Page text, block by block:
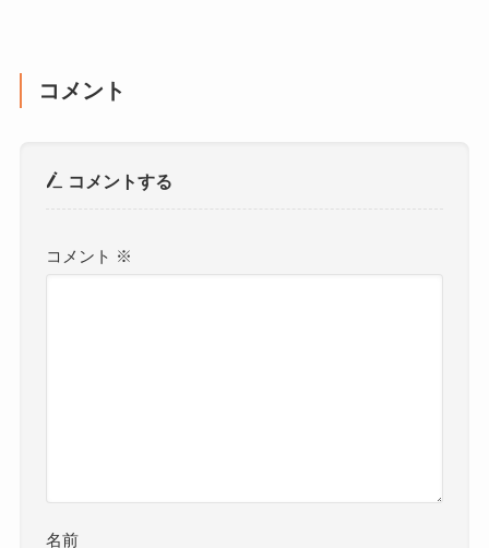
コメント
コメントする
コメント ※
名前